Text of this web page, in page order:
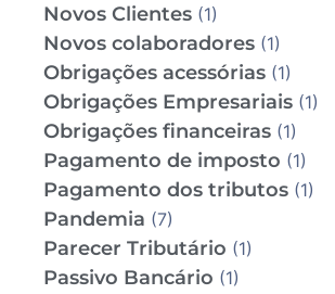
Novos Clientes (1)
Novos colaboradores (1)
Obrigações acessórias (1)
Obrigações Empresariais (1)
Obrigações financeiras (1)
Pagamento de imposto (1)
Pagamento dos tributos (1)
Pandemia (7)
Parecer Tributário (1)
Passivo Bancário (1)